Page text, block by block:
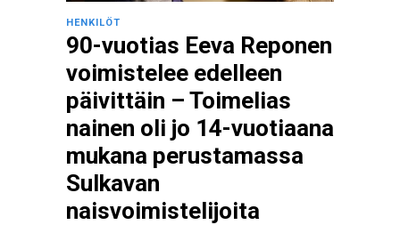
HENKILÖT
90-vuotias Eeva Reponen
voimistelee edelleen
päivittäin – Toimelias
nainen oli jo 14-vuotiaana
mukana perustamassa
Sulkavan
naisvoimistelijoita